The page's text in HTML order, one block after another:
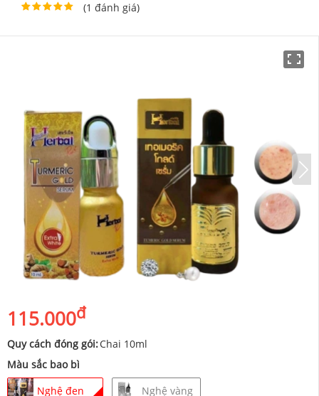
(1 đánh giá)
115.000đ
Quy cách đóng gói:Chai 10ml
Màu sắc bao bì
Nghệ đen
Nghệ vàng